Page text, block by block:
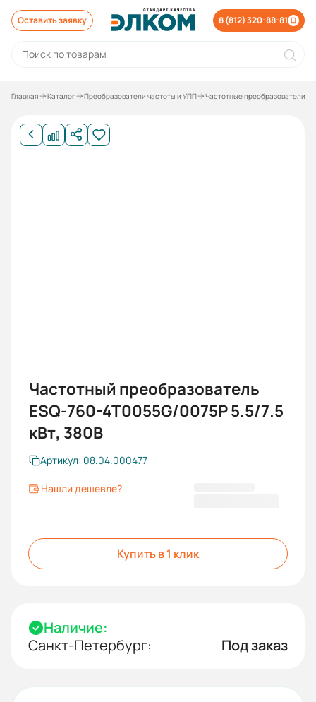
Оставить заявку 8 (812) 320-88-81
Главная Каталог Преобразователи частоты и УПП Частотные преобразователи
Частотный преобразователь
ESQ-760-4T0055G/0075P 5.5/7.5
кВт, 380В
Артикул: 08.04.000477
Нашли дешевле?
Купить в 1 клик
Наличие:
Санкт-Петербург:
Под заказ